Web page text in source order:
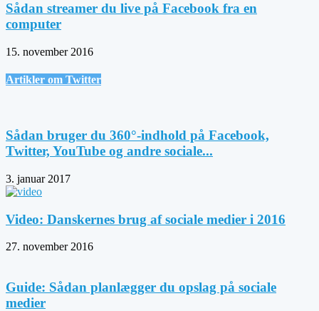
Sådan streamer du live på Facebook fra en
computer
15. november 2016
Artikler om Twitter
Sådan bruger du 360°-indhold på Facebook,
Twitter, YouTube og andre sociale...
3. januar 2017
Video: Danskernes brug af sociale medier i 2016
27. november 2016
Guide: Sådan planlægger du opslag på sociale
medier